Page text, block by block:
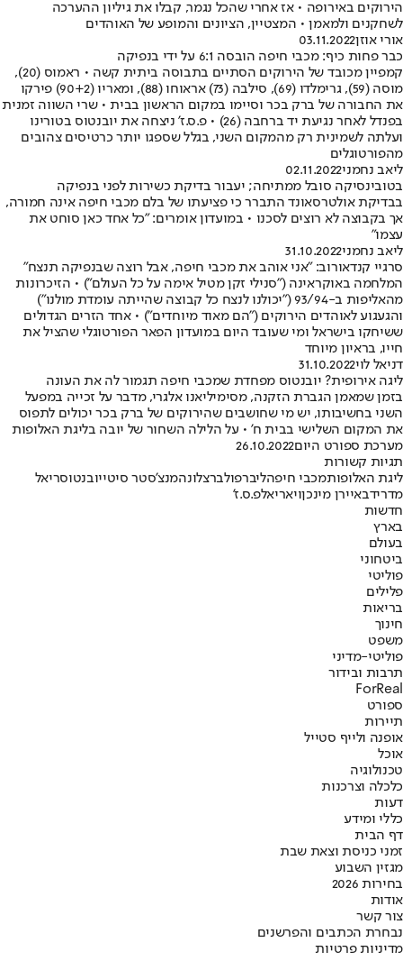
הירוקים באירופה • אז אחרי שהכל נגמר, קבלו את גיליון ההערכה
לשחקנים ולמאמן • המצטיין, הציונים והמופע של האוהדים
אורי אוזן03.11.2022
כבר פחות כיף: מכבי חיפה הובסה 6:1 על ידי בנפיקה
קמפיין מכובד של הירוקים הסתיים בתבוסה ביתית קשה • ראמוס (20),
מוסה (59), גרימלדו (69), סילבה (73) אראוחו (88), ומאריו (90+2) פירקו
את החבורה של ברק בכר וסיימו במקום הראשון בבית • שרי השווה זמנית
בפנדל לאחר נגיעת יד ברחבה (26) • פ.ס.ז' ניצחה את יובנטוס בטורינו
ועלתה לשמינית רק מהמקום השני, בגלל שספגו יותר כרטיסים צהובים
מהפורטוגלים
ליאב נחמני02.11.2022
בטובינסיקה סובל ממתיחה; יעבור בדיקת כשירות לפני בנפיקה
בבדיקת אולטרסאונד התברר כי פציעתו של בלם מכבי חיפה אינה חמורה,
אך בקבוצה לא רוצים לסכנו • במועדון אומרים: "כל אחד כאן סוחט את
עצמו"
ליאב נחמני31.10.2022
סרגיי קנדאורוב: "אני אוהב את מכבי חיפה, אבל רוצה שבנפיקה תנצח"
המלחמה באוקראינה ("סנילי זקן מטיל אימה על כל העולם") • הזיכרונות
מהאליפות ב-93/94 ("יכולנו לנצח כל קבוצה שהייתה עומדת מולנו")
והגעגוע לאוהדים הירוקים ("הם מאוד מיוחדים") • אחד הזרים הגדולים
ששיחקו בישראל ומי שעובד היום במועדון הפאר הפורטוגלי שהציל את
חייו, בראיון מיוחד
דניאל לוי31.10.2022
ליגה אירופית? יובנטוס מפחדת שמכבי חיפה תגמור לה את העונה
בזמן שמאמן הגברת הזקנה, מסימיליאנו אלגרי, מדבר על זכייה במפעל
השני בחשיבותו, יש מי שחושבים שהירוקים של ברק בכר יכולים לתפוס
את המקום השלישי בבית ח' • על הלילה השחור של יובה בליגת האלופות
מערכת ספורט היום26.10.2022
תגיות קשורות
ליגת האלופותמכבי חיפהליברפולברצלונהמנצ'סטר סיטייובנטוסריאל
מדרידבאיירן מינכןויאריאלפ.ס.ז'
חדשות
בארץ
בעולם
ביטחוני
פוליטי
פלילים
בריאות
חינוך
משפט
פוליטי-מדיני
תרבות ובידור
ForReal
ספורט
תיירות
אופנה ולייף סטייל
אוכל
טכנולוגיה
כלכלה וצרכנות
דעות
כללי ומידע
דף הבית
זמני כניסת וצאת שבת
מגזין השבוע
בחירות 2026
אודות
צור קשר
נבחרת הכתבים והפרשנים
מדיניות פרטיות